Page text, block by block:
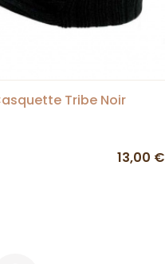
Tribe Noir
13,00 €